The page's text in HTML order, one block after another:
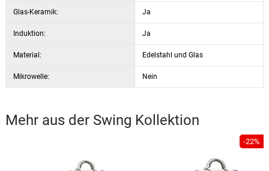
Glas-Keramik: Ja
Induktion: Ja
Material: Edelstahl und Glas
Mikrowelle: Nein
Mehr aus der Swing Kollektion
-22%